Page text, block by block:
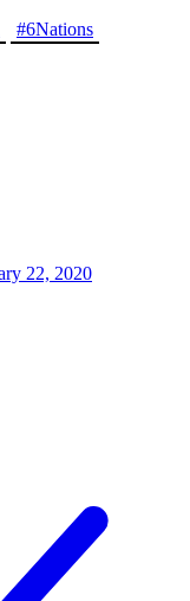
#6Nations
22, 2020